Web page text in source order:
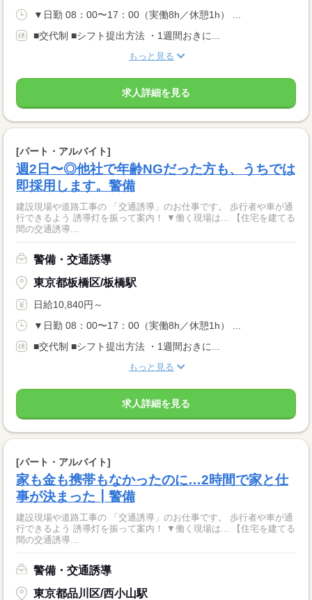
▼日勤 08：00〜17：00（実働8h／休憩1h） ...
■交代制 ■シフト提出方法 ・1週間おきに...
もっと見る
求人詳細を見る
[パート・アルバイト]
週2日〜◎他社で年齢NGだった方も、うちでは
即採用します。警備
建設現場や道路工事の 「交通誘導」のお仕事です。 歩行者や車が通
行できるよう 誘導灯を振って案内！ ▼働く現場は... 【住宅を建てる
間の交通誘導...
警備・交通誘導
東京都板橋区/板橋駅
日給10,840円～
▼日勤 08：00〜17：00（実働8h／休憩1h） ...
■交代制 ■シフト提出方法 ・1週間おきに...
もっと見る
求人詳細を見る
[パート・アルバイト]
家も金も携帯もなかったのに…2時間で家と仕
事が決まった┃警備
建設現場や道路工事の 「交通誘導」のお仕事です。 歩行者や車が通
行できるよう 誘導灯を振って案内！ ▼働く現場は... 【住宅を建てる
間の交通誘導...
警備・交通誘導
東京都品川区/西小山駅